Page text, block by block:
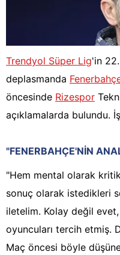
Trendyol Süper Lig'in
deplasmanda
öncesinde Rizespor
açıklamalarda bulundu.
"FENERBAHÇE'NİN
"Hem mental olarak
sonuç olarak istedikleri
iletelim. Kolay değil
oyuncuları tercih etmiş.
Maç öncesi böyle